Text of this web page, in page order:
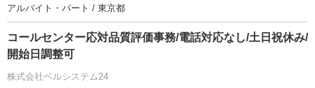
アルバイト・パート / 東京都
コールセンター応対品質評価事務/電話対応なし/土日祝休み/
開始日調整可
株式会社ベルシステム24